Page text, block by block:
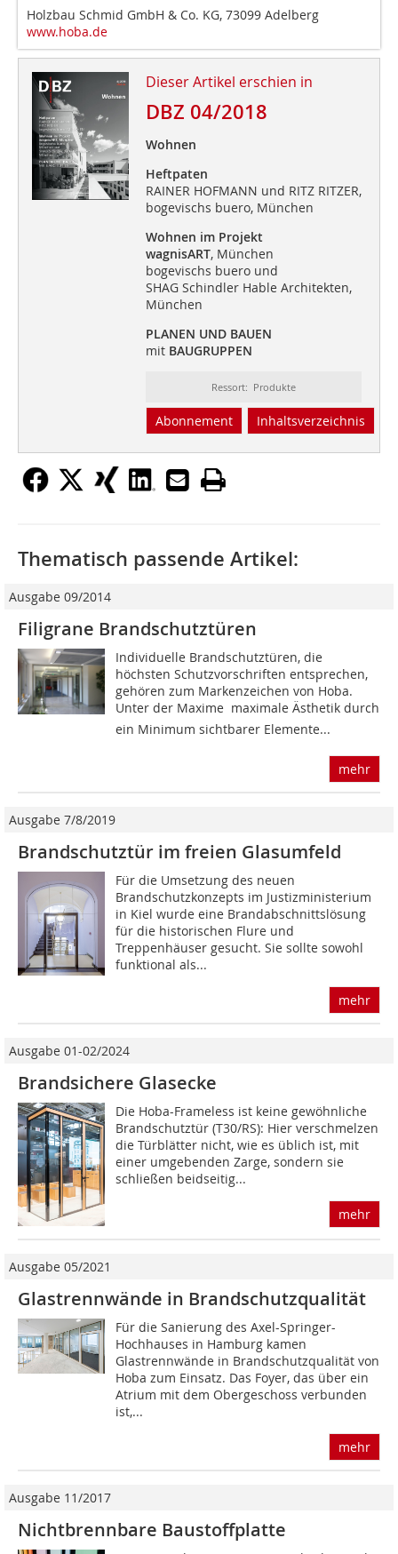
Holzbau Schmid GmbH & Co. KG, 73099 Adelberg
www.hoba.de
Dieser Artikel erschien in
DBZ 04/2018
Wohnen
Heftpaten
RAINER HOFMANN und RITZ RITZER,
bogevischs buero, München
Wohnen im Projekt
wagnisART, München
bogevischs buero und
SHAG Schindler Hable Architekten,
München
PLANEN UND BAUEN
mit BAUGRUPPEN
Ressort: Produkte
Abonnement Inhaltsverzeichnis
Thematisch passende Artikel:
Ausgabe 09/2014
Filigrane Brandschutztüren
Individuelle Brandschutztüren, die
höchsten Schutzvorschriften entsprechen,
gehören zum Markenzeichen von Hoba.
Unter der Maxime maximale Ästhetik durch
ein Minimum sichtbarer Elemente...
mehr
Ausgabe 7/8/2019
Brandschutztür im freien Glasumfeld
Für die Umsetzung des neuen
Brandschutzkonzepts im Justizministerium
in Kiel wurde eine Brandabschnittslösung
für die historischen Flure und
Treppenhäuser gesucht. Sie sollte sowohl
funktional als...
mehr
Ausgabe 01-02/2024
Brandsichere Glasecke
Die Hoba-Frameless ist keine gewöhnliche
Brandschutztür (T30/RS): Hier verschmelzen
die Türblätter nicht, wie es üblich ist, mit
einer umgebenden Zarge, sondern sie
schließen beidseitig...
mehr
Ausgabe 05/2021
Glastrennwände in Brandschutzqualität
Für die Sanierung des Axel-Springer-
Hochhauses in Hamburg kamen
Glastrennwände in Brandschutzqualität von
Hoba zum Einsatz. Das Foyer, das über ein
Atrium mit dem Obergeschoss verbunden
ist,...
mehr
Ausgabe 11/2017
Nichtbrennbare Baustoffplatte